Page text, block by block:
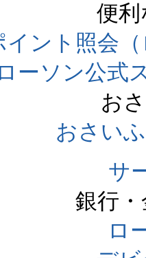
便
イント照会
ローソン公式
お
おさい
サ
銀行
ロ